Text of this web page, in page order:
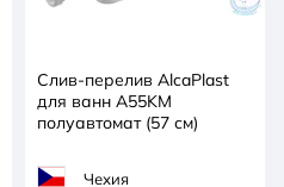
Слив-перелив AlcaPlast
для ванн A55KM
полуавтомат (57 см)
Чехия